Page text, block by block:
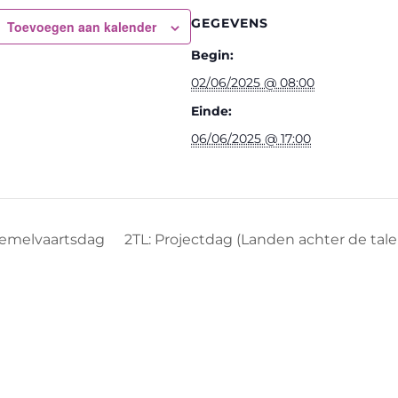
Toevoegen aan kalender
GEGEVENS
Begin:
02/06/2025 @ 08:00
Einde:
06/06/2025 @ 17:00
2TL: Projectdag (Landen achter de